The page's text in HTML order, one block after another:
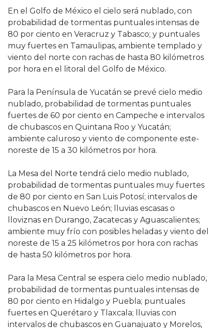
En el Golfo de México el cielo será nublado, con
probabilidad de tormentas puntuales intensas de
80 por ciento en Veracruz y Tabasco; y puntuales
muy fuertes en Tamaulipas, ambiente templado y
viento del norte con rachas de hasta 80 kilómetros
por hora en el litoral del Golfo de México.
Para la Península de Yucatán se prevé cielo medio
nublado, probabilidad de tormentas puntuales
fuertes de 60 por ciento en Campeche e intervalos
de chubascos en Quintana Roo y Yucatán;
ambiente caluroso y viento de componente este-
noreste de 15 a 30 kilómetros por hora.
La Mesa del Norte tendrá cielo medio nublado,
probabilidad de tormentas puntuales muy fuertes
de 80 por ciento en San Luis Potosí; intervalos de
chubascos en Nuevo León; lluvias escasas o
lloviznas en Durango, Zacatecas y Aguascalientes;
ambiente muy frío con posibles heladas y viento del
noreste de 15 a 25 kilómetros por hora con rachas
de hasta 50 kilómetros por hora.
Para la Mesa Central se espera cielo medio nublado,
probabilidad de tormentas puntuales intensas de
80 por ciento en Hidalgo y Puebla; puntuales
fuertes en Querétaro y Tlaxcala; lluvias con
intervalos de chubascos en Guanajuato y Morelos,